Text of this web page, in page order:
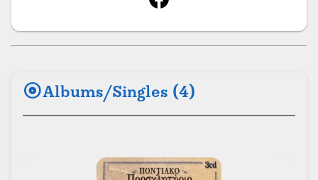
albumAlbums/Singles (4)